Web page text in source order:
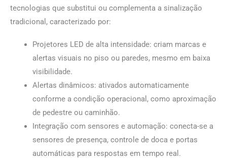
tecnologias que substitui ou complementa a sinalização
tradicional, caracterizado por:
Projetores LED de alta intensidade: criam marcas e
alertas visuais no piso ou paredes, mesmo em baixa
visibilidade.
Alertas dinâmicos: ativados automaticamente
conforme a condição operacional, como aproximação
de pedestre ou caminhão.
Integração com sensores e automação: conecta-se a
sensores de presença, controle de doca e portas
automáticas para respostas em tempo real.